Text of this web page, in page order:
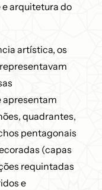
arquitetura do
artística, os
quadrantes,
pentagonais
(capas
requintadas
e